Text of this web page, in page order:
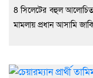
8 সিলেটের বহুল আলোচিত
মামলায় প্রধান আসামি